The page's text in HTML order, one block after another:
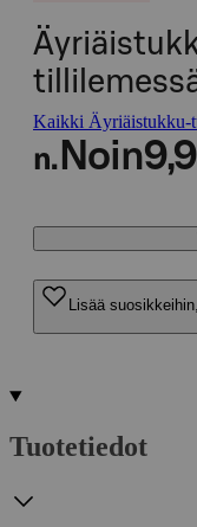
Kaikki Äyriäistukku-
n. Noin
Lisää
Tuotetiedot